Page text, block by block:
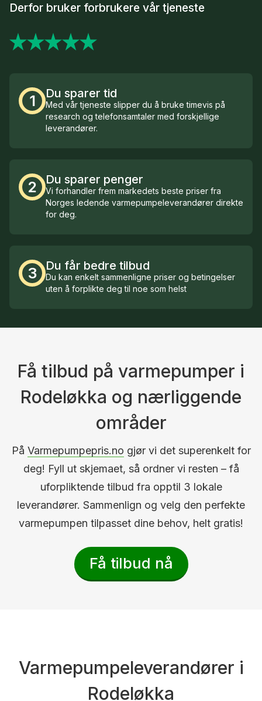
Derfor bruker forbrukere vår tjeneste
1 Du sparer tid
Med vår tjeneste slipper du å bruke timevis på
research og telefonsamtaler med forskjellige
leverandører.
2 Du sparer penger
Vi forhandler frem markedets beste priser fra
Norges ledende varmepumpeleverandører direkte
for deg.
3 Du får bedre tilbud
Du kan enkelt sammenligne priser og betingelser
uten å forplikte deg til noe som helst
Få tilbud på varmepumper i
Rodeløkka og nærliggende
områder
På Varmepumpepris.no gjør vi det superenkelt for
deg! Fyll ut skjemaet, så ordner vi resten – få
uforpliktende tilbud fra opptil 3 lokale
leverandører. Sammenlign og velg den perfekte
varmepumpen tilpasset dine behov, helt gratis!
Få tilbud nå
Varmepumpeleverandører i
Rodeløkka